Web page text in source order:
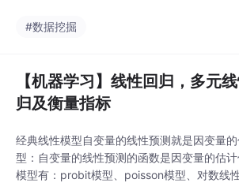
数据挖掘3、 后处理1、预处理。通常数据挖
#数据挖掘
【机器学习】线性回归，多元
归及衡量指标
经典线性模型自变量的线性预测就是因变量
型：自变量的线性预测的函数是因变量的估
模型有：probit模型、poisson模型、对数线